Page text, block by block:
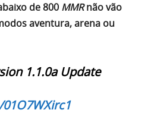
de 800 MMRnão vão
aventura, arena ou
1.1.0a Update